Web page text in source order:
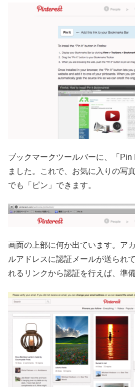
ブックマークツールバーに、「Pin
ました。これで、お気に入りの写
でも「ピン」できます。
画面の上部に何か出ています。ア
ルアドレスに認証メールが送られ
れるリンクから認証を行えば、準備